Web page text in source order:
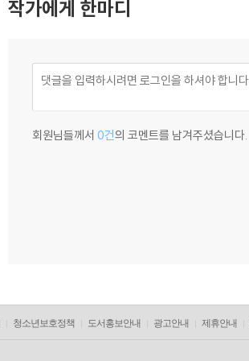
작가에게 한마디
회원님들께서 0건의 코멘트를 남겨주셨습니다.
청소년보호정책 도서홍보안내 광고안내 제휴안내